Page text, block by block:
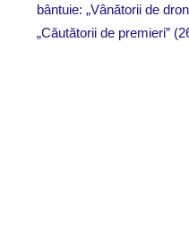
bântuie: „Vânătorii de
„Căutătorii de premieri”